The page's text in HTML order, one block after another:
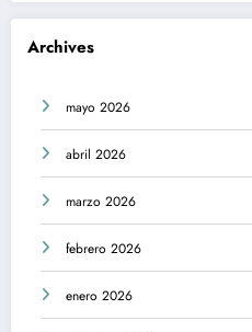
Archives
mayo 2026
abril 2026
marzo 2026
febrero 2026
enero 2026